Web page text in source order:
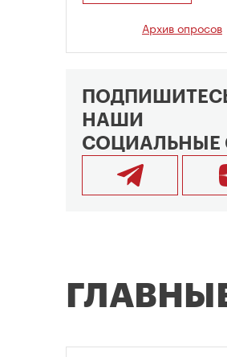
Архив опросов
НАШИ
СОЦИАЛЬНЫЕ